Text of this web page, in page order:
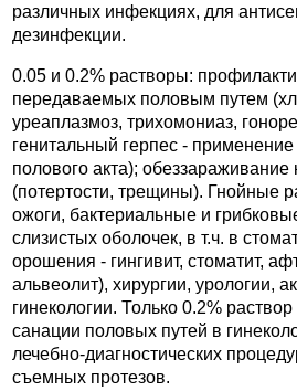
различных инфекциях, для
дезинфекции.
0.05 и 0.2% растворы:
передаваемых половым путем
уреаплазмоз, трихомониаз,
генитальный герпес -
полового акта);
(потертости, трещины). Гнойные
ожоги, бактериальные и
слизистых оболочек, в т.ч. в
орошения - гингивит, стоматит,
альвеолит), хирургии, урологии,
гинекологии. Только 0.2%
санации половых путей в
лечебно-диагностических
съемных протезов.